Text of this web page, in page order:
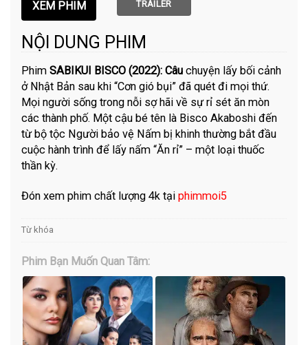
TRAILER
NỘI DUNG PHIM
Phim SABIKUI BISCO (2022): Câu chuyện lấy bối cảnh
ở Nhật Bản sau khi “Cơn gió bụi” đã quét đi mọi thứ.
Mọi người sống trong nỗi sợ hãi về sự rỉ sét ăn mòn
các thành phố. Một cậu bé tên là Bisco Akaboshi đến
từ bộ tộc Người bảo vệ Nấm bị khinh thường bắt đầu
cuộc hành trình để lấy nấm “Ăn rỉ” – một loại thuốc
thần kỳ.
Đón xem phim chất lượng 4k tạiphimmoi5
Từ khóa
Phim Bạn Muốn Quan Tâm: